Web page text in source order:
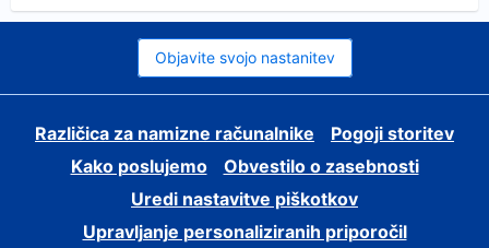
Objavite svojo nastanitev
Različica za namizne računalnike
Pogoji storitev
Kako poslujemo
Obvestilo o zasebnosti
Uredi nastavitve piškotkov
Upravljanje personaliziranih priporočil